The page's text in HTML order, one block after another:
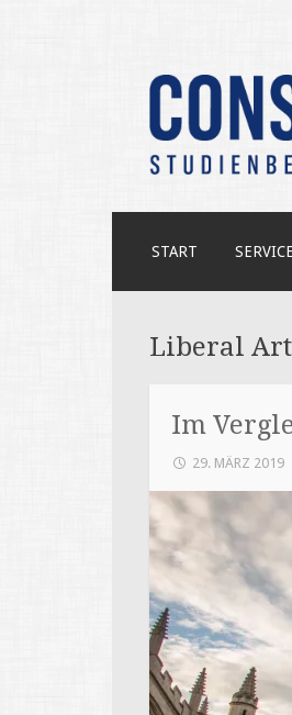
SPRINGEN
START SERVICE
Liberal
Im
29. MÄRZ 2019